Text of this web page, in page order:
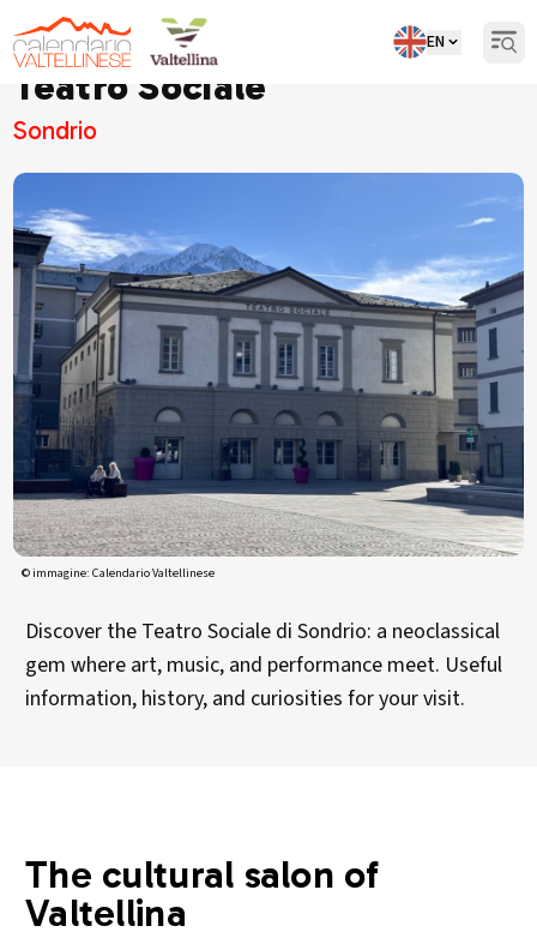
EN
Teatro Sociale
Sondrio
© immagine: Calendario Valtellinese
Discover the Teatro Sociale di Sondrio: a neoclassical
gem where art, music, and performance meet. Useful
information, history, and curiosities for your visit.
The cultural salon of
Valtellina